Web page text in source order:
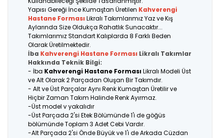
Yapısı Gereği İnce Kumaştan Üretilen Kahverengi
Hastane Forması Likralı Takımlarımız Yaz ve Kış
Aylarında Size Oldukça Rahatlık Sunacaktır...
Takımlarımız Standart Kalıplarda 8 Farklı Beden
Olarak Üretilmektedir.
İba Kahverengi Hastane Forması Likralı Takımlar
Hakkında Teknik Bilgi:
- İba Kahverengi Hastane FormasıLikralı Modeli Üst
ve Alt Olarak 2 Parçadan Oluşan Bir Takımdır.
- Alt ve Üst Parçalar Aynı Renk Kumaştan Üretilir ve
Hiçbir Zaman Takım Halinde Renk Ayırmaz.
-Üst model v yakalıdır
-Üst Parçada 2'si Etek Bölümünde 1'i de göğüs
bölümünde Toplam 3 Adet Cebi Vardır.
-Alt Parçada 2'si Önde Büyük ve 1'i de Arkada Cüzdan